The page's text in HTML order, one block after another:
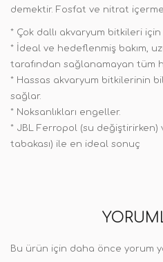
demektir. Fosfat ve nitrat
* Çok dallı akvaryum bitkileri
* İdeal ve hedeflenmiş bakım,
tarafından sağlanamayan tüm
* Hassas akvaryum bitkilerinin
sağlar.
* Noksanlıkları engeller.
* JBL Ferropol (su değiştirirken)
tabakası) ile en ideal sonuç
Bu ürün için daha önce yorum